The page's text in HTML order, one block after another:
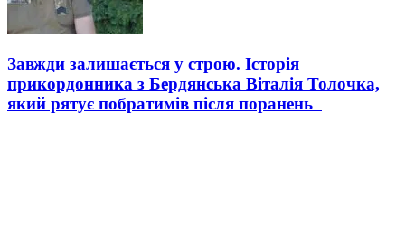
Завжди залишається у строю. Історія
прикордонника з Бердянська Віталія Толочка,
який рятує побратимів після поранень